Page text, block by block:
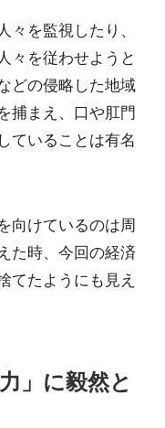
を監視したり、
々を従わせようと
どの侵略した地域
捕まえ、口や肛門
ていることは有名
向けているのは周
た時、今回の経済
てたようにも見え
」に毅然と